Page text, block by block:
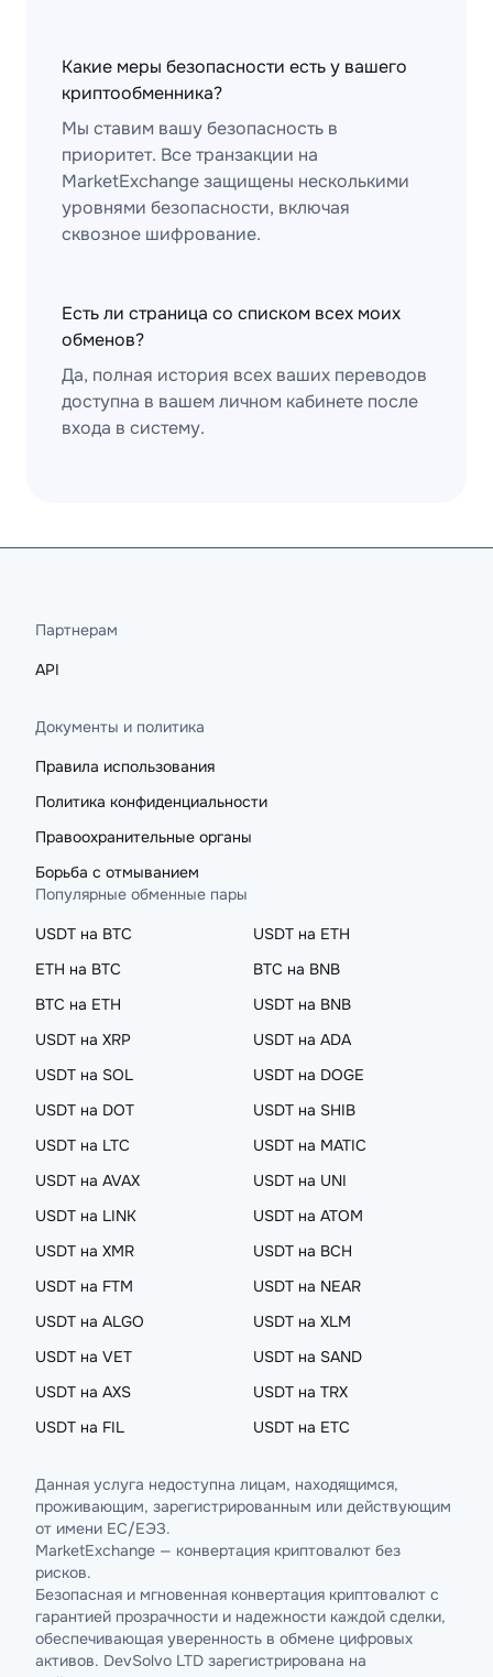
Какие меры безопасности есть у вашего
криптообменника?
Мы ставим вашу безопасность в
приоритет. Все транзакции на
MarketExchange защищены несколькими
уровнями безопасности, включая
сквозное шифрование.
Есть ли страница со списком всех моих
обменов?
Да, полная история всех ваших переводов
доступна в вашем личном кабинете после
входа в систему.
Партнерам
API
Документы и политика
Правила использования
Политика конфиденциальности
Правоохранительные органы
Борьба с отмыванием
Популярные обменные пары
USDT на BTC
USDT на ETH
ETH на BTC
BTC на BNB
BTC на ETH
USDT на BNB
USDT на XRP
USDT на ADA
USDT на SOL
USDT на DOGE
USDT на DOT
USDT на SHIB
USDT на LTC
USDT на MATIC
USDT на AVAX
USDT на UNI
USDT на LINK
USDT на ATOM
USDT на XMR
USDT на BCH
USDT на FTM
USDT на NEAR
USDT на ALGO
USDT на XLM
USDT на VET
USDT на SAND
USDT на AXS
USDT на TRX
USDT на FIL
USDT на ETC
Данная услуга недоступна лицам, находящимся,
проживающим, зарегистрированным или действующим
от имени ЕС/ЕЭЗ.
MarketExchange — конвертация криптовалют без
рисков.
Безопасная и мгновенная конвертация криптовалют с
гарантией прозрачности и надежности каждой сделки,
обеспечивающая уверенность в обмене цифровых
активов. DevSolvo LTD зарегистрирована на